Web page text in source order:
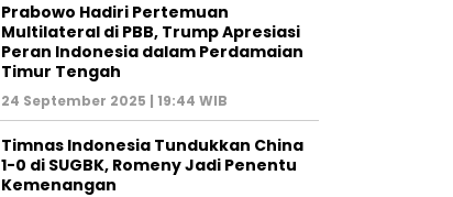
Prabowo Hadiri Pertemuan
Multilateral di PBB, Trump Apresiasi
Peran Indonesia dalam Perdamaian
Timur Tengah
24 September 2025 | 19:44 WIB
Timnas Indonesia Tundukkan China
1-0 di SUGBK, Romeny Jadi Penentu
Kemenangan